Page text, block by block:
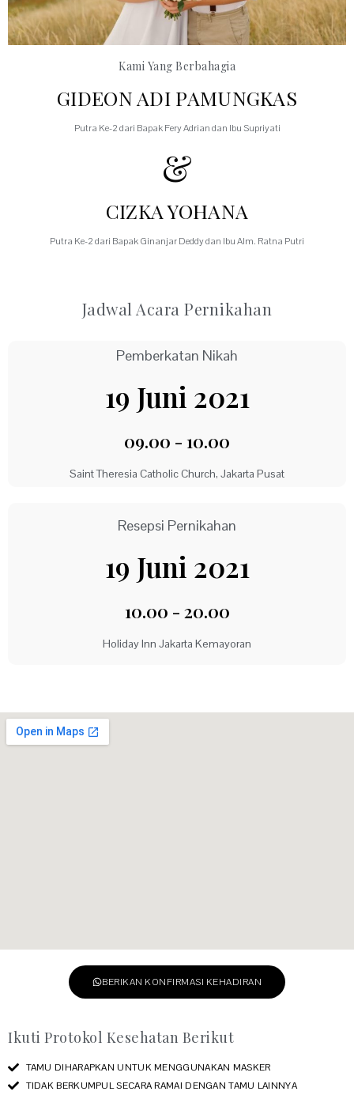
Kami Yang Berbahagia
GIDEON ADI PAMUNGKAS
Putra Ke-2 dari Bapak Fery Adrian dan Ibu Supriyati
&
CIZKA YOHANA
Putra Ke-2 dari Bapak Ginanjar Deddy dan Ibu Alm. Ratna Putri
Jadwal Acara Pernikahan
Pemberkatan Nikah
19 Juni 2021
09.00 - 10.00
Saint Theresia Catholic Church, Jakarta Pusat
Resepsi Pernikahan
19 Juni 2021​
10.00 - 20.00
Holiday Inn Jakarta Kemayoran
BERIKAN KONFIRMASI KEHADIRAN
Ikuti Protokol Kesehatan Berikut
TAMU DIHARAPKAN UNTUK MENGGUNAKAN MASKER
TIDAK BERKUMPUL SECARA RAMAI DENGAN TAMU LAINNYA